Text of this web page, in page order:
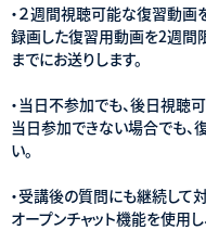
・２週間視聴可能な復習動画
録画した復習用動画を2週間
までにお送りします。
・当日不参加でも、後日視聴
当日参加できない場合でも、
い。
・受講後の質問にも継続して
オープンチャット機能を使用